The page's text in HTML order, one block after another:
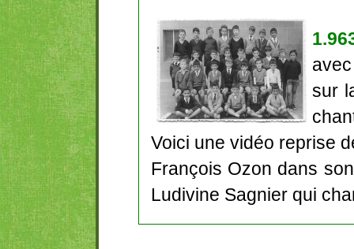
sur
Voici une vidéo reprise
François Ozon dans
Ludivine Sagnier qui